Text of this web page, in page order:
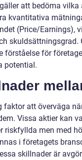
att bedöma
kvantitativa
(Price/Earnings),
förståelse för
potential.
faktor att överväga
Vissa aktier kan
riskfyllda men med
i företagets
skillnader är